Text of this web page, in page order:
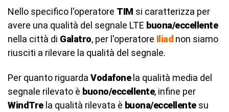
Nello specifico l'operatore TIM si caratterizza per
avere una qualità del segnale LTE buona/eccellente
nella città di Galatro, per l'operatore Iliad non siamo
riusciti a rilevare la qualità del segnale.
Per quanto riguarda Vodafonela qualità media del
segnale rilevato è buono/eccellente, infine per
WindTrela qualità rilevata è buona/eccellentesu